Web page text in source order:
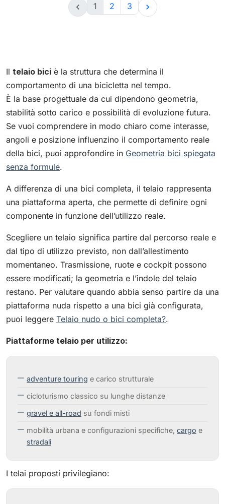
 1 2 3 
Il telaio bici è la struttura che determina il
comportamento di una bicicletta nel tempo.
È la base progettuale da cui dipendono geometria,
stabilità sotto carico e possibilità di evoluzione futura.
Se vuoi comprendere in modo chiaro come interasse,
angoli e posizione influenzino il comportamento reale
della bici, puoi approfondire in Geometria bici spiegata
senza formule.
A differenza di una bici completa, il telaio rappresenta
una piattaforma aperta, che permette di definire ogni
componente in funzione dell’utilizzo reale.
Scegliere un telaio significa partire dal percorso reale e
dal tipo di utilizzo previsto, non dall’allestimento
momentaneo. Trasmissione, ruote e cockpit possono
essere modificati; la geometria e l’indole del telaio
restano. Per valutare quando abbia senso partire da una
piattaforma nuda rispetto a una bici già configurata,
puoi leggere Telaio nudo o bici completa?.
Piattaforme telaio per utilizzo:
adventure touring e carico strutturale
cicloturismo classico su lunghe distanze
gravel e all-road su fondi misti
mobilità urbana e configurazioni specifiche, cargo e
stradali
I telai proposti privilegiano: